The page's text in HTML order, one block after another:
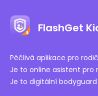
FlashGet
Péčlivá aplikace pro
Je to online asistent pro
Je to digitální